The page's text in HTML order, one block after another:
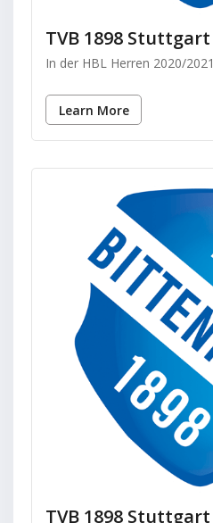
TVB 1898 Stuttgart
In der HBL Herren 2020/2021
Learn More
TVB 1898 Stuttgart